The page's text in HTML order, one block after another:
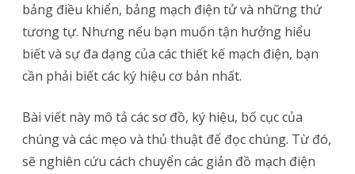
trong
điện
tử
bảng điều khiển, bảng mạch điện tử và những thứ
tương tự. Nhưng nếu bạn muốn tận hưởng hiểu
biết và sự đa dạng của các thiết kế mạch điện, bạn
cần phải biết các ký hiệu cơ bản nhất.
Bài viết này mô tả các sơ đồ, ký hiệu, bố cục của
chúng và các mẹo và thủ thuật để đọc chúng. Từ đó,
sẽ nghiên cứu cách chuyển các giản đồ mạch điện